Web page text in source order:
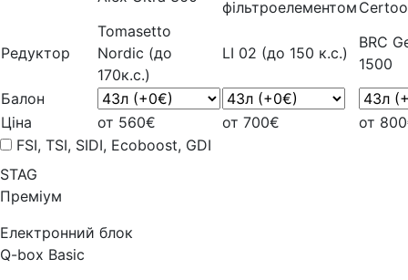
фільтроелементом
Редуктор
Tomasetto
Nordic (до
170к.с.)
LI 02 (до 150 к.с.)
BRC
1500
Балон
Ціна
от 560€ от 700€
от
FSI, TSI, SIDI, Ecoboost, GDI
STAG
Преміум
Електронний блок
Q-box Basic